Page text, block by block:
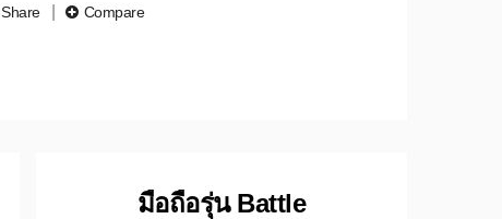
Share Compare
มือถือรุ่น Battle